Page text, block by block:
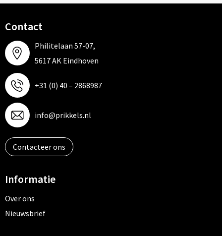
Contact
Philitelaan 57-07,
5617 AK Eindhoven
+31 (0) 40 – 2868987
info@prikkels.nl
Contacteer ons
Informatie
Over ons
Nieuwsbrief